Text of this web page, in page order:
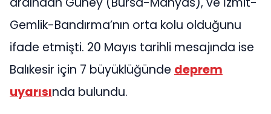
Gemlik-Bandırma’nın orta kolu olduğunu
ifade etmişti. 20 Mayıs tarihli mesajında ise
Balıkesir için 7 büyüklüğünde deprem
uyarısında bulundu.